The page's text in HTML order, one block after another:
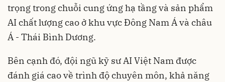
trọng trong chuỗi cung ứng hạ tầng và sản phẩm
AI chất lượng cao ở khu vực Đông Nam Á và châu
Á - Thái Bình Dương.
Bên cạnh đó, đội ngũ kỹ sư AI Việt Nam được
đánh giá cao về trình độ chuyên môn, khả năng